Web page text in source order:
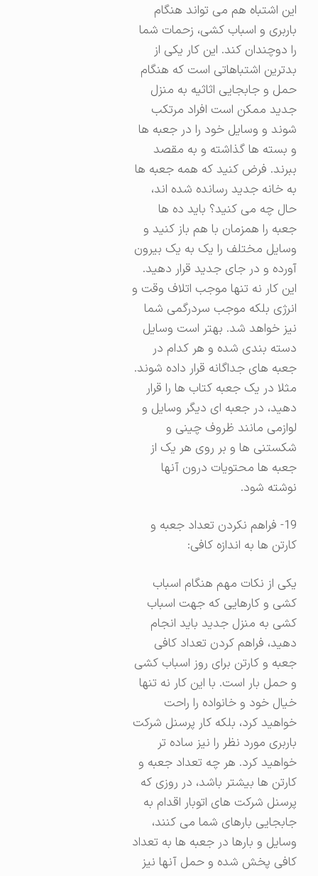
این اشتباه هم می تواند هنگام
باربری و اسباب کشی، زحمات شما
را دوچندان کند. این کار یکی از
بدترین اشتباهاتی است که هنگام
حمل و جابجایی اثاثیه به منزل
جدید ممکن است افراد مرتکب
شوند و وسایل خود را در جعبه ها
و بسته ها گذاشته و به مقصد
ببرند. فرض کنید که همه جعبه ها
به خانه جدید رسانده شده اند،
حال چه می کنید؟ باید ده ها
جعبه را همزمان با هم باز کنید و
وسایل مختلف را یک به یک بیرون
آورده و در جای جدید قرار دهید.
این کار نه تنها موجب اتلاف وقت و
انرژی بلکه موجب سردرگمی شما
نیز خواهد شد. بهتر است وسایل
دسته بندی شده و هر کدام در
جعبه های جداگانه قرار داده شوند.
مثلا در یک جعبه کتاب ها را قرار
دهید، در جعبه ای دیگر وسایل و
لوازمی مانند ظروف چینی و
شکستنی ها و بر روی هر یک از
جعبه ها محتویات درون آنها
نوشته شود.
19- فراهم نکردن تعداد جعبه و
کارتن ها به اندازه کافی:
یکی از نکات مهم هنگام اسباب
کشی و کارهایی که جهت اسباب
کشی به منزل جدید باید انجام
دهید، فراهم کردن تعداد کافی
جعبه و کارتن برای روز اسباب کشی
و حمل بار است. با این کار نه تنها
خیال خود و خانواده را راحت
خواهید کرد، بلکه کار پرسنل شرکت
باربری مورد نظر را نیز ساده تر
خواهید کرد. هر چه تعداد جعبه و
کارتن ها بیشتر باشد، در روزی که
پرسنل شرکت های اتوبار اقدام به
جابجایی بارهای شما می کنند،
وسایل و بارها در جعبه ها به تعداد
کافی پخش شده و حمل آنها نیز